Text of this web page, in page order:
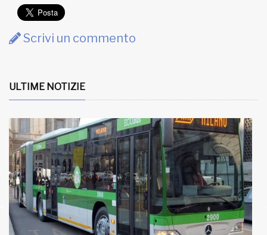
Scrivi un commento
ULTIME NOTIZIE